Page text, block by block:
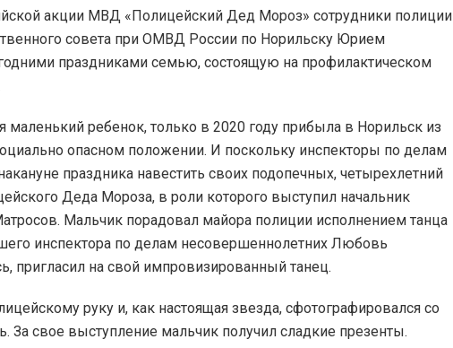
акции МВД «Полицейский Дед Мороз» сотрудники полиции
совета при ОМВД России по Норильску Юрием
праздниками семью, состоящую на профилактическом
маленький ребенок, только в 2020 году прибыла в Норильск из
опасном положении. И поскольку инспекторы по делам
праздника навестить своих подопечных, четырехлетний
Деда Мороза, в роли которого выступил начальник
Мальчик порадовал майора полиции исполнением танца
инспектора по делам несовершеннолетних Любовь
пригласил на свой импровизированный танец.
руку и, как настоящая звезда, сфотографировался со
За свое выступление мальчик получил сладкие презенты.